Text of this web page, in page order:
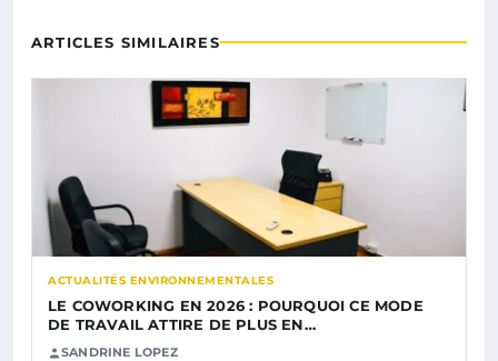
ARTICLES SIMILAIRES
ACTUALITÉS ENVIRONNEMENTALES
LE COWORKING EN 2026 : POURQUOI CE MODE
DE TRAVAIL ATTIRE DE PLUS EN…
SANDRINE LOPEZ